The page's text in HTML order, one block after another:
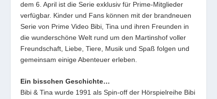
dem 6. April ist die Serie exklusiv für Prime-Mitglieder
verfügbar. Kinder und Fans können mit der brandneuen
Serie von Prime Video Bibi, Tina und ihren Freunden in
die wunderschöne Welt rund um den Martinshof voller
Freundschaft, Liebe, Tiere, Musik und Spaß folgen und
gemeinsam einige Abenteuer erleben.
Ein bisschen Geschichte…
Bibi & Tina wurde 1991 als Spin-off der Hörspielreihe Bibi